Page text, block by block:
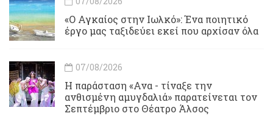
«Ο Αγκαίος στην Ιωλκό»: Ένα ποιητικό
έργο μας ταξιδεύει εκεί που αρχίσαν όλα
07/08/2026
Η παράσταση «Ανα - τίναξε την
ανθισμένη αμυγδαλιά» παρατείνεται τον
Σεπτέμβριο στο Θέατρο Άλσος